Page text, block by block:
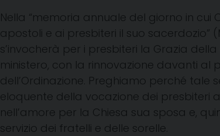
Nella “memoria annuale del giorno in cui
apostoli e ai presbiteri il suo sacerdozio”
s’invocherà per i presbiteri la Grazia
ministero, con la rinnovazione davanti al
dell’Ordinazione. Preghiamo perché tale
eloquente della vocazione dei presbiteri
nell’amore per la Chiesa sua sposa e,
servizio dei fratelli e delle sorelle.